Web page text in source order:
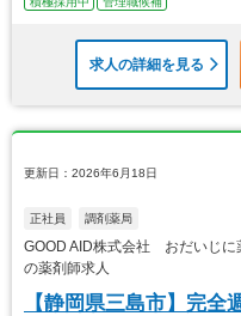
求人の詳細を見る
更新日：2026年6月18日
正社員 調剤薬局
GOOD AID株式会社 おだいじ
の薬剤師求人
【静岡県三島市】完全